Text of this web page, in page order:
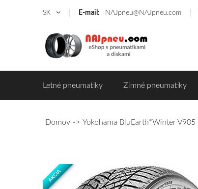
SK E-mail: NAJpneu@NAJpneu.com
Letné pneumatiky Zimné pneumatiky
Domov Yokohama BluEarth*Winter
AKCIA